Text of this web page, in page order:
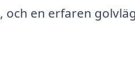
och en erfaren